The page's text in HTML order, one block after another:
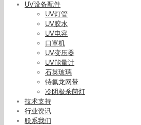
UV设备配件
UV灯管
UV胶水
UV电容
口罩机
UV变压器
UV能量计
石英玻璃
特氟龙网带
冷阴极杀菌灯
技术支持
行业资讯
联系我们